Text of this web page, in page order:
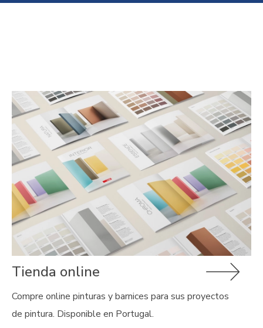
Tienda online
Compre online pinturas y barnices para sus proyectos
de pintura. Disponible en Portugal.